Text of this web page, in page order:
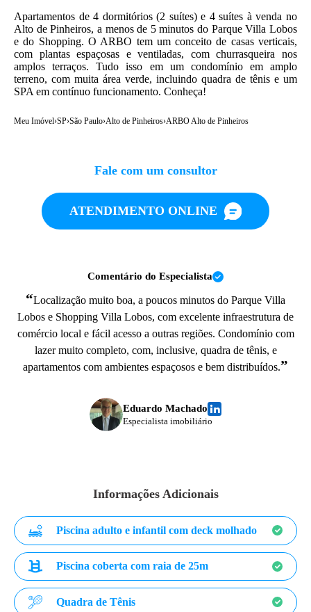
Apartamentos de 4 dormitórios (2 suítes) e 4 suítes à venda no
Alto de Pinheiros, a menos de 5 minutos do Parque Villa Lobos
e do Shopping. O ARBO tem um conceito de casas verticais,
com plantas espaçosas e ventiladas, com churrasqueira nos
amplos terraços. Tudo isso em um condomínio em amplo
terreno, com muita área verde, incluindo quadra de tênis e um
SPA em contínuo funcionamento. Conheça!
Meu Imóvel›SP›São Paulo›Alto de Pinheiros›ARBO Alto de Pinheiros
Fale com um consultor
ATENDIMENTO ONLINE
Comentário do Especialista
“Localização muito boa, a poucos minutos do Parque Villa
Lobos e Shopping Villa Lobos, com excelente infraestrutura de
comércio local e fácil acesso a outras regiões. Condomínio com
lazer muito completo, com, inclusive, quadra de tênis, e
apartamentos com ambientes espaçosos e bem distribuídos.”
Eduardo Machado
Especialista imobiliário
Informações Adicionais
Piscina adulto e infantil com deck molhado
Piscina coberta com raia de 25m
Quadra de Tênis